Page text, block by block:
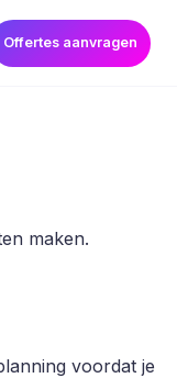
Offertes aanvragen
maken.
voordat je